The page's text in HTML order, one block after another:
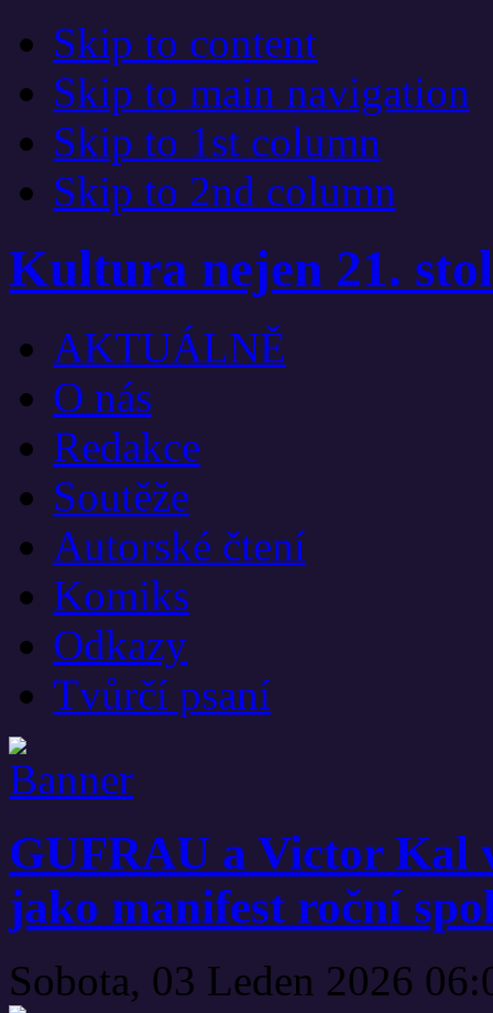
Skip to content
Skip to main navigation
Skip to 1st column
Skip to 2nd column
Kultura nejen 21.
AKTUÁLNĚ
O nás
Redakce
Soutěže
Autorské čtení
Komiks
Odkazy
Tvůrčí psaní
GUFRAU a Victor Kal
jako manifest roční
Sobota, 03 Leden 2026